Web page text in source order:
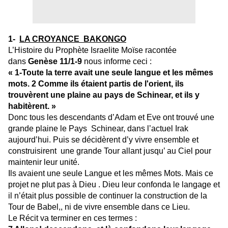
1-
LA CROYANCE BAKONGO
L’Histoire du Prophète Israelite Moïse racontée
dans Genèse 11/1-9 nous informe ceci :
« 1-Toute la terre avait une seule langue et les mêmes
mots. 2 Comme ils étaient partis de l'orient, ils
trouvèrent une plaine au pays de Schinear, et ils y
habitèrent. »
Donc tous les descendants d’Adam et Eve ont trouvé une
grande plaine le Pays Schinear, dans l’actuel Irak
aujourd’hui. Puis se décidèrent d’y vivre ensemble et
construisirent une grande Tour allant jusqu’ au Ciel pour
maintenir leur unité.
Ils avaient une seule Langue et les mêmes Mots. Mais ce
projet ne plut pas à Dieu . Dieu leur confonda le langage et
il n’était plus possible de continuer la construction de la
Tour de Babel,, ni de vivre ensemble dans ce Lieu.
Le Récit va terminer en ces termes :